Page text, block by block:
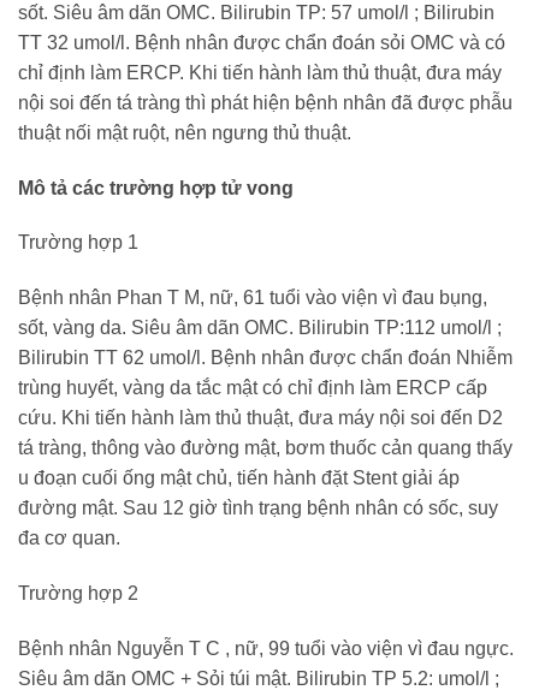
sốt. Siêu âm dãn OMC. Bilirubin TP: 57 umol/l ; Bilirubin
TT 32 umol/l. Bệnh nhân được chẩn đoán sỏi OMC và có
chỉ định làm ERCP. Khi tiến hành làm thủ thuật, đưa máy
nội soi đến tá tràng thì phát hiện bệnh nhân đã được phẫu
thuật nối mật ruột, nên ngưng thủ thuật.
Mô tả các trường hợp tử vong
Trường hợp 1
Bệnh nhân Phan T M, nữ, 61 tuổi vào viện vì đau bụng,
sốt, vàng da. Siêu âm dãn OMC. Bilirubin TP:112 umol/l ;
Bilirubin TT 62 umol/l. Bệnh nhân được chẩn đoán Nhiễm
trùng huyết, vàng da tắc mật có chỉ định làm ERCP cấp
cứu. Khi tiến hành làm thủ thuật, đưa máy nội soi đến D2
tá tràng, thông vào đường mật, bơm thuốc cản quang thấy
u đoạn cuối ống mật chủ, tiến hành đặt Stent giải áp
đường mật. Sau 12 giờ tình trạng bệnh nhân có sốc, suy
đa cơ quan.
Trường hợp 2
Bệnh nhân Nguyễn T C , nữ, 99 tuổi vào viện vì đau ngực.
Siêu âm dãn OMC + Sỏi túi mật. Bilirubin TP 5.2: umol/l ;